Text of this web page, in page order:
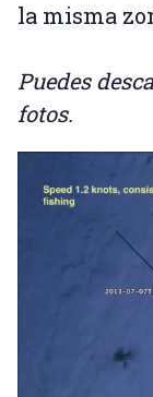
la misma
Puedes
fotos.